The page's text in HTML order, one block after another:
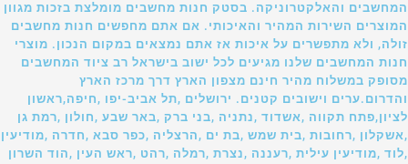
המחשבים והאלקטרוניקה. בסטק חנות מחשבים מומלצת בזכות מגוון
המוצרים השירות המהיר והאיכותי. אם אתם מחפשים חנות מחשבים
זולה, ולא מתפשרים על איכות אז אתם נמצאים במקום הנכון. מוצרי
חנות המחשבים שלנו מגיעים לכל ישוב בישראל רב ציוד המחשבים
מסופק במשלוח מהיר חינם מצפון הארץ דרך מרכז הארץ
והדרום.ערים וישובים קטנים. ירושלים ,תל אביב-יפו ,חיפה,ראשון
לציון,פתח תקווה ,אשדוד ,נתניה ,בני ברק ,באר שבע ,חולון ,רמת גן
,אשקלון ,רחובות ,בית שמש ,בת ים ,הרצליה ,כפר סבא ,חדרה ,מודיעין
,לוד ,מודיעין עילית ,רעננה ,נצרת ,רמלה ,רהט ,ראש העין ,הוד השרון